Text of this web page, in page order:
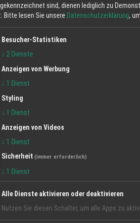
sind, dienen lediglich zu
Bitte lesen Sie unsere Datenschutzerklärung,
Besucher-Statistiken
↓ 2 Dienste
Anzeigen von Werbung
↓ 1 Dienst
Styling
↓ 1 Dienst
Anzeigen von Videos
↓ 1 Dienst
Sicherheit (immer erforderlich)
↓ 1 Dienst
Alle Dienste aktivieren oder deaktivieren
Nutzen Sie diesen Schalter, um alle Apps zu